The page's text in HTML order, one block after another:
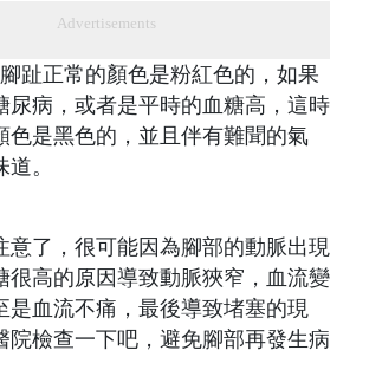
Advertisements
趾正常的顏色是粉紅色的，如果
尿病，或者是平時的血糖高，這時
色是黑色的，並且伴有難聞的氣
。
意了，很可能因為腳部的動脈出現
很高的原因導致動脈狹窄，血流變
是血流不痛，最後導致堵塞的現
院檢查一下吧，避免腳部再發生病